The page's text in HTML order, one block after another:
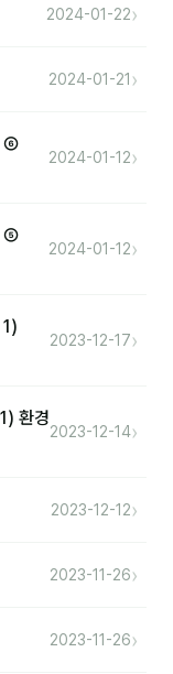
2024-01-22›
2024-01-21 ›
⑥
2024-01-12›
⑤
2024-01-12›
2023-12-17›
환경
2023-12-14›
2023-12-12›
2023-11-26›
2023-11-26›